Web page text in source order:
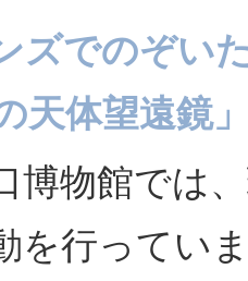
でのぞい
天体望遠鏡
博物館では
を行ってい